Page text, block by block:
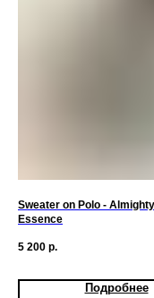
Sweater on Polo -
Essence
5 200 р.
Подробнее